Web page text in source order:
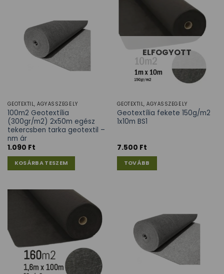
GEOTEXTIL, ÁGYÁSSZEGÉLY
100m2 Geotextília
(300gr/m2) 2x50m egész
tekercsben tarka geotextil –
nm ár
1.090 Ft
KOSÁRBA TESZEM
ELFOGYOTT
GEOTEXTIL, ÁGYÁSSZEGÉLY
Geotextília fekete 150g/m2
1x10m BS1
7.500 Ft
TOVÁBB